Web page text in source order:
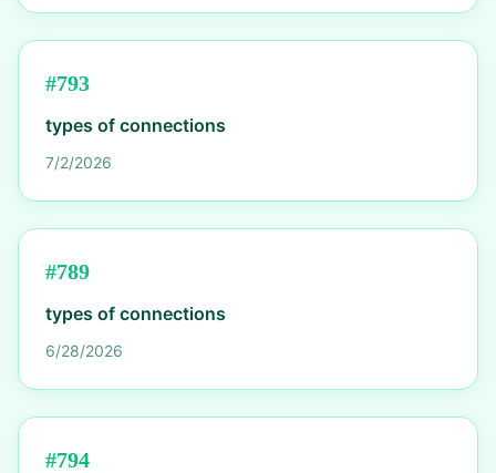
#793
types of connections
7/2/2026
#789
types of connections
6/28/2026
#794